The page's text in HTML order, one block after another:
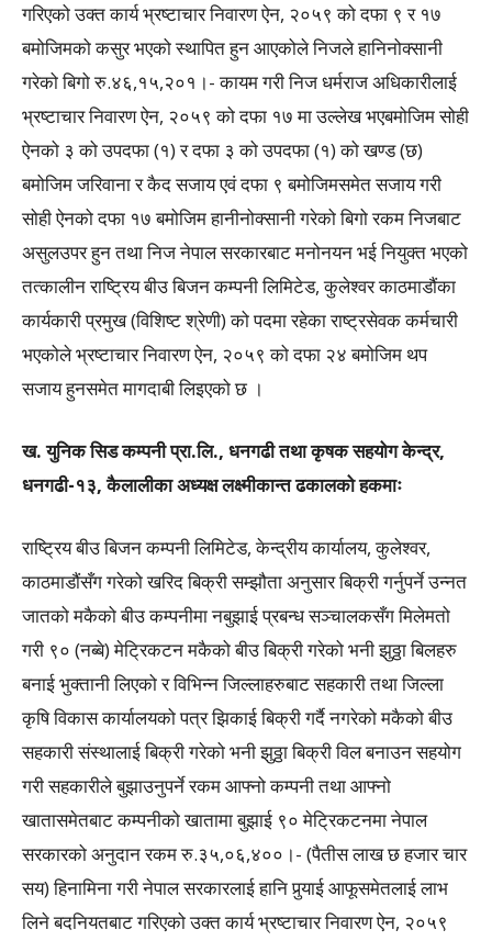
गरिएको उक्त कार्य भ्रष्टाचार निवारण ऐन, २०५९ को दफा ९ र १७
बमोजिमको कसुर भएको स्थापित हुन आएकोले निजले हानिनोक्सानी
गरेको बिगो रु.४६,१५,२०१।- कायम गरी निज धर्मराज अधिकारीलाई
भ्रष्टाचार निवारण ऐन, २०५९ को दफा १७ मा उल्लेख भएबमोजिम सोही
ऐनको ३ को उपदफा (१) र दफा ३ को उपदफा (१) को खण्ड (छ)
बमोजिम जरिवाना र कैद सजाय एवं दफा ९ बमोजिमसमेत सजाय गरी
सोही ऐनको दफा १७ बमोजिम हानीनोक्सानी गरेको बिगो रकम निजबाट
असुलउपर हुन तथा निज नेपाल सरकारबाट मनोनयन भई नियुक्त भएको
तत्कालीन राष्ट्रिय बीउ बिजन कम्पनी लिमिटेड, कुलेश्वर काठमाडौंका
कार्यकारी प्रमुख (विशिष्ट श्रेणी) को पदमा रहेका राष्ट्रसेवक कर्मचारी
भएकोले भ्रष्टाचार निवारण ऐन, २०५९ को दफा २४ बमोजिम थप
सजाय हुनसमेत मागदाबी लिइएको छ ।
ख. युनिक सिड कम्पनी प्रा.लि., धनगढी तथा कृषक सहयोग केन्द्र,
धनगढी-१३, कैलालीका अध्यक्ष लक्ष्मीकान्त ढकालको हकमाः
राष्ट्रिय बीउ बिजन कम्पनी लिमिटेड, केन्द्रीय कार्यालय, कुलेश्वर,
काठमाडौंसँग गरेको खरिद बिक्री सम्झौता अनुसार बिक्री गर्नुपर्ने उन्नत
जातको मकैको बीउ कम्पनीमा नबुझाई प्रबन्ध सञ्चालकसँग मिलेमतो
गरी ९० (नब्बे) मेट्रिकटन मकैको बीउ बिक्री गरेको भनी झुठ्ठा बिलहरु
बनाई भुक्तानी लिएको र विभिन्न जिल्लाहरुबाट सहकारी तथा जिल्ला
कृषि विकास कार्यालयको पत्र झिकाई बिक्री गर्दै नगरेको मकैको बीउ
सहकारी संस्थालाई बिक्री गरेको भनी झुठ्ठा बिक्री विल बनाउन सहयोग
गरी सहकारीले बुझाउनुपर्ने रकम आफ्नो कम्पनी तथा आफ्नो
खातासमेतबाट कम्पनीको खातामा बुझाई ९० मेट्रिकटनमा नेपाल
सरकारको अनुदान रकम रु.३५,०६,४००।- (पैतीस लाख छ हजार चार
सय) हिनामिना गरी नेपाल सरकारलाई हानि पुर्‍याई आफूसमेतलाई लाभ
लिने बदनियतबाट गरिएको उक्त कार्य भ्रष्टाचार निवारण ऐन, २०५९